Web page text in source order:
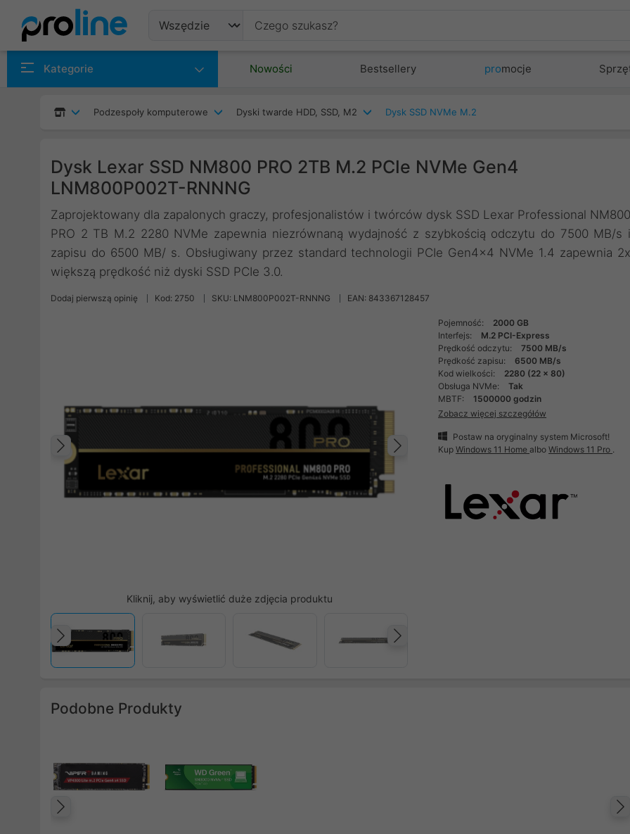
Kategorie Nowości Bestsellery promocje
Podzespoły komputerowe Dyski twarde HDD, SSD, M2 Dysk SSD NVMe M.2
Dysk Lexar SSD NM800 PRO 2TB M.2 PCIe NVMe Gen4
LNM800P002T-RNNNG
Zaprojektowany dla zapalonych graczy, profesjonalistów i twórców dysk SSD Lexar Professional NM800
PRO 2 TB M.2 2280 NVMe zapewnia niezrównaną wydajność z szybkością odczytu do 7500 MB/s i
zapisu do 6500 MB/ s. Obsługiwany przez standard technologii PCIe Gen4x4 NVMe 1.4 zapewnia 2x
większą prędkość niż dyski SSD PCIe 3.0.
Dodaj pierwszą opinię Kod: 2750 SKU: LNM800P002T-RNNNG EAN: 843367128457
Następny
Poprzedni
Kliknij, aby wyświetlić duże zdjęcia produktu
Poprzedni
Pojemność:
2000 GB
Interfejs:
M.2 PCI-Express
Prędkość odczytu:
7500 MB/s
Prędkość zapisu:
6500 MB/s
Kod wielkości:
2280 (22 x 80)
Obsługa NVMe:
Tak
MBTF:
1500000 godzin
Zobacz więcej szczegółów
Postaw na oryginalny system Microsoft!
KupWindows 11 HomealboWindows 11 Pro .
Podobne Produkty